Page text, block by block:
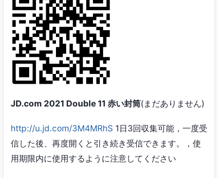
JD.com 2021 Double 11 赤い封筒(まだありません)
http://u.jd.com/3M4MRhS 1日3回収集可能，一度受
信した後、再度開くと引き続き受信できます。，使
用期限内に使用するように注意してください